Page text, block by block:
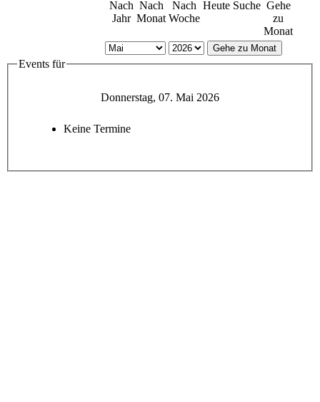
Nach
Jahr
Nach
Monat
Nach
Woche
Heute Suche Gehe
zu
Monat
Gehe zu Monat
Events für
Donnerstag, 07. Mai 2026
Keine Termine